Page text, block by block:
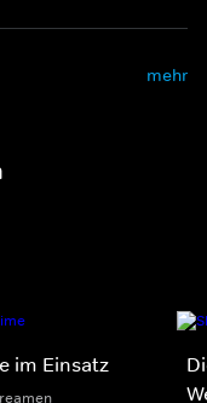
mehr
im Einsatz